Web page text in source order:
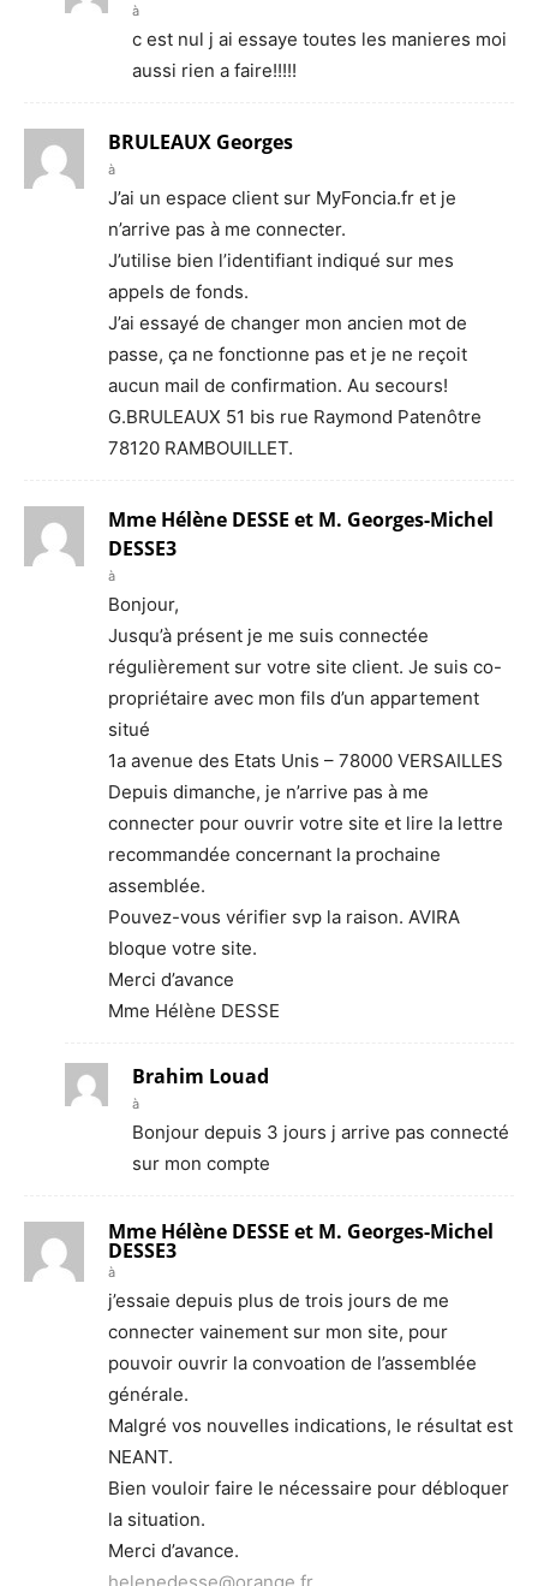
à
c est nul j ai essaye toutes les manieres moi
aussi rien a faire!!!!!
BRULEAUX Georges
à
J’ai un espace client sur MyFoncia.fr et je
n’arrive pas à me connecter.
J’utilise bien l’identifiant indiqué sur mes
appels de fonds.
J’ai essayé de changer mon ancien mot de
passe, ça ne fonctionne pas et je ne reçoit
aucun mail de confirmation. Au secours!
G.BRULEAUX 51 bis rue Raymond Patenôtre
78120 RAMBOUILLET.
Mme Hélène DESSE et M. Georges-Michel
DESSE3
à
Bonjour,
Jusqu’à présent je me suis connectée
régulièrement sur votre site client. Je suis co-
propriétaire avec mon fils d’un appartement
situé
1a avenue des Etats Unis – 78000 VERSAILLES
Depuis dimanche, je n’arrive pas à me
connecter pour ouvrir votre site et lire la lettre
recommandée concernant la prochaine
assemblée.
Pouvez-vous vérifier svp la raison. AVIRA
bloque votre site.
Merci d’avance
Mme Hélène DESSE
Brahim Louad
à
Bonjour depuis 3 jours j arrive pas connecté
sur mon compte
Mme Hélène DESSE et M. Georges-Michel
DESSE3
à
j’essaie depuis plus de trois jours de me
connecter vainement sur mon site, pour
pouvoir ouvrir la convoation de l’assemblée
générale.
Malgré vos nouvelles indications, le résultat est
NEANT.
Bien vouloir faire le nécessaire pour débloquer
la situation.
Merci d’avance.
helenedesse@orange.fr